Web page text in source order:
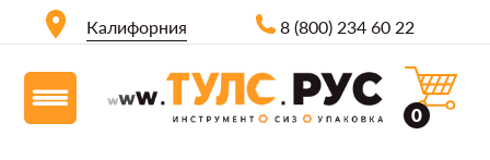
Калифорния 8 (800) 234 60 22
0